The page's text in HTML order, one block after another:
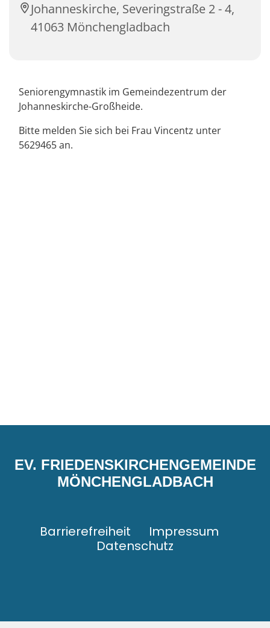
Johanneskirche, Severingstraße 2 - 4,
41063 Mönchengladbach
Seniorengymnastik im Gemeindezentrum der
Johanneskirche-Großheide.
Bitte melden Sie sich bei Frau Vincentz unter
5629465 an.
EV. FRIEDENSKIRCHENGEMEINDE
MÖNCHENGLADBACH
Barrierefreiheit
Impressum
Datenschutz